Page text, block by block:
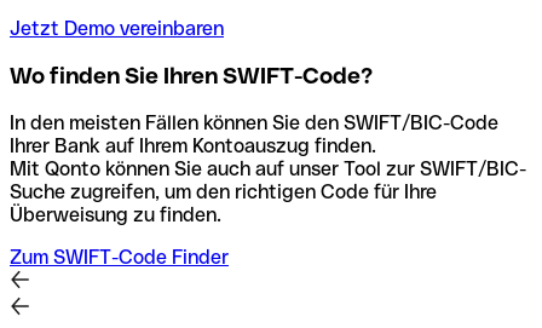
Jetzt Demo vereinbaren
Wo finden Sie Ihren SWIFT-Code?
In den meisten Fällen können Sie den SWIFT/BIC-Code
Ihrer Bank auf Ihrem Kontoauszug finden.
Mit Qonto können Sie auch auf unser Tool zur SWIFT/BIC-
Suche zugreifen, um den richtigen Code für Ihre
Überweisung zu finden.
Zum SWIFT-Code Finder